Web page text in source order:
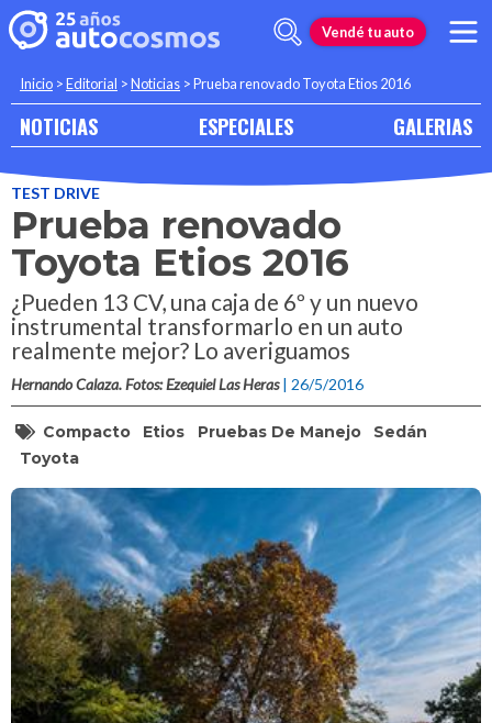
Vendé tu auto
Inicio >Editorial >Noticias >Prueba renovado Toyota Etios 2016
NOTICIAS ESPECIALES GALERIAS
TEST DRIVE
Prueba renovado
Toyota Etios 2016
¿Pueden 13 CV, una caja de 6º y un nuevo
instrumental transformarlo en un auto
realmente mejor? Lo averiguamos
Hernando Calaza. Fotos: Ezequiel Las Heras | 26/5/2016
Compacto Etios Pruebas De Manejo
Sedán
Toyota